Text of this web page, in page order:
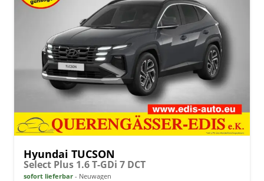
Hyundai TUCSON
Select Plus 1.6 T-GDi 7 DCT
sofort lieferbar Neuwagen